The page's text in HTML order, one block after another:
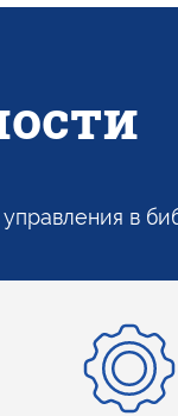
управления в